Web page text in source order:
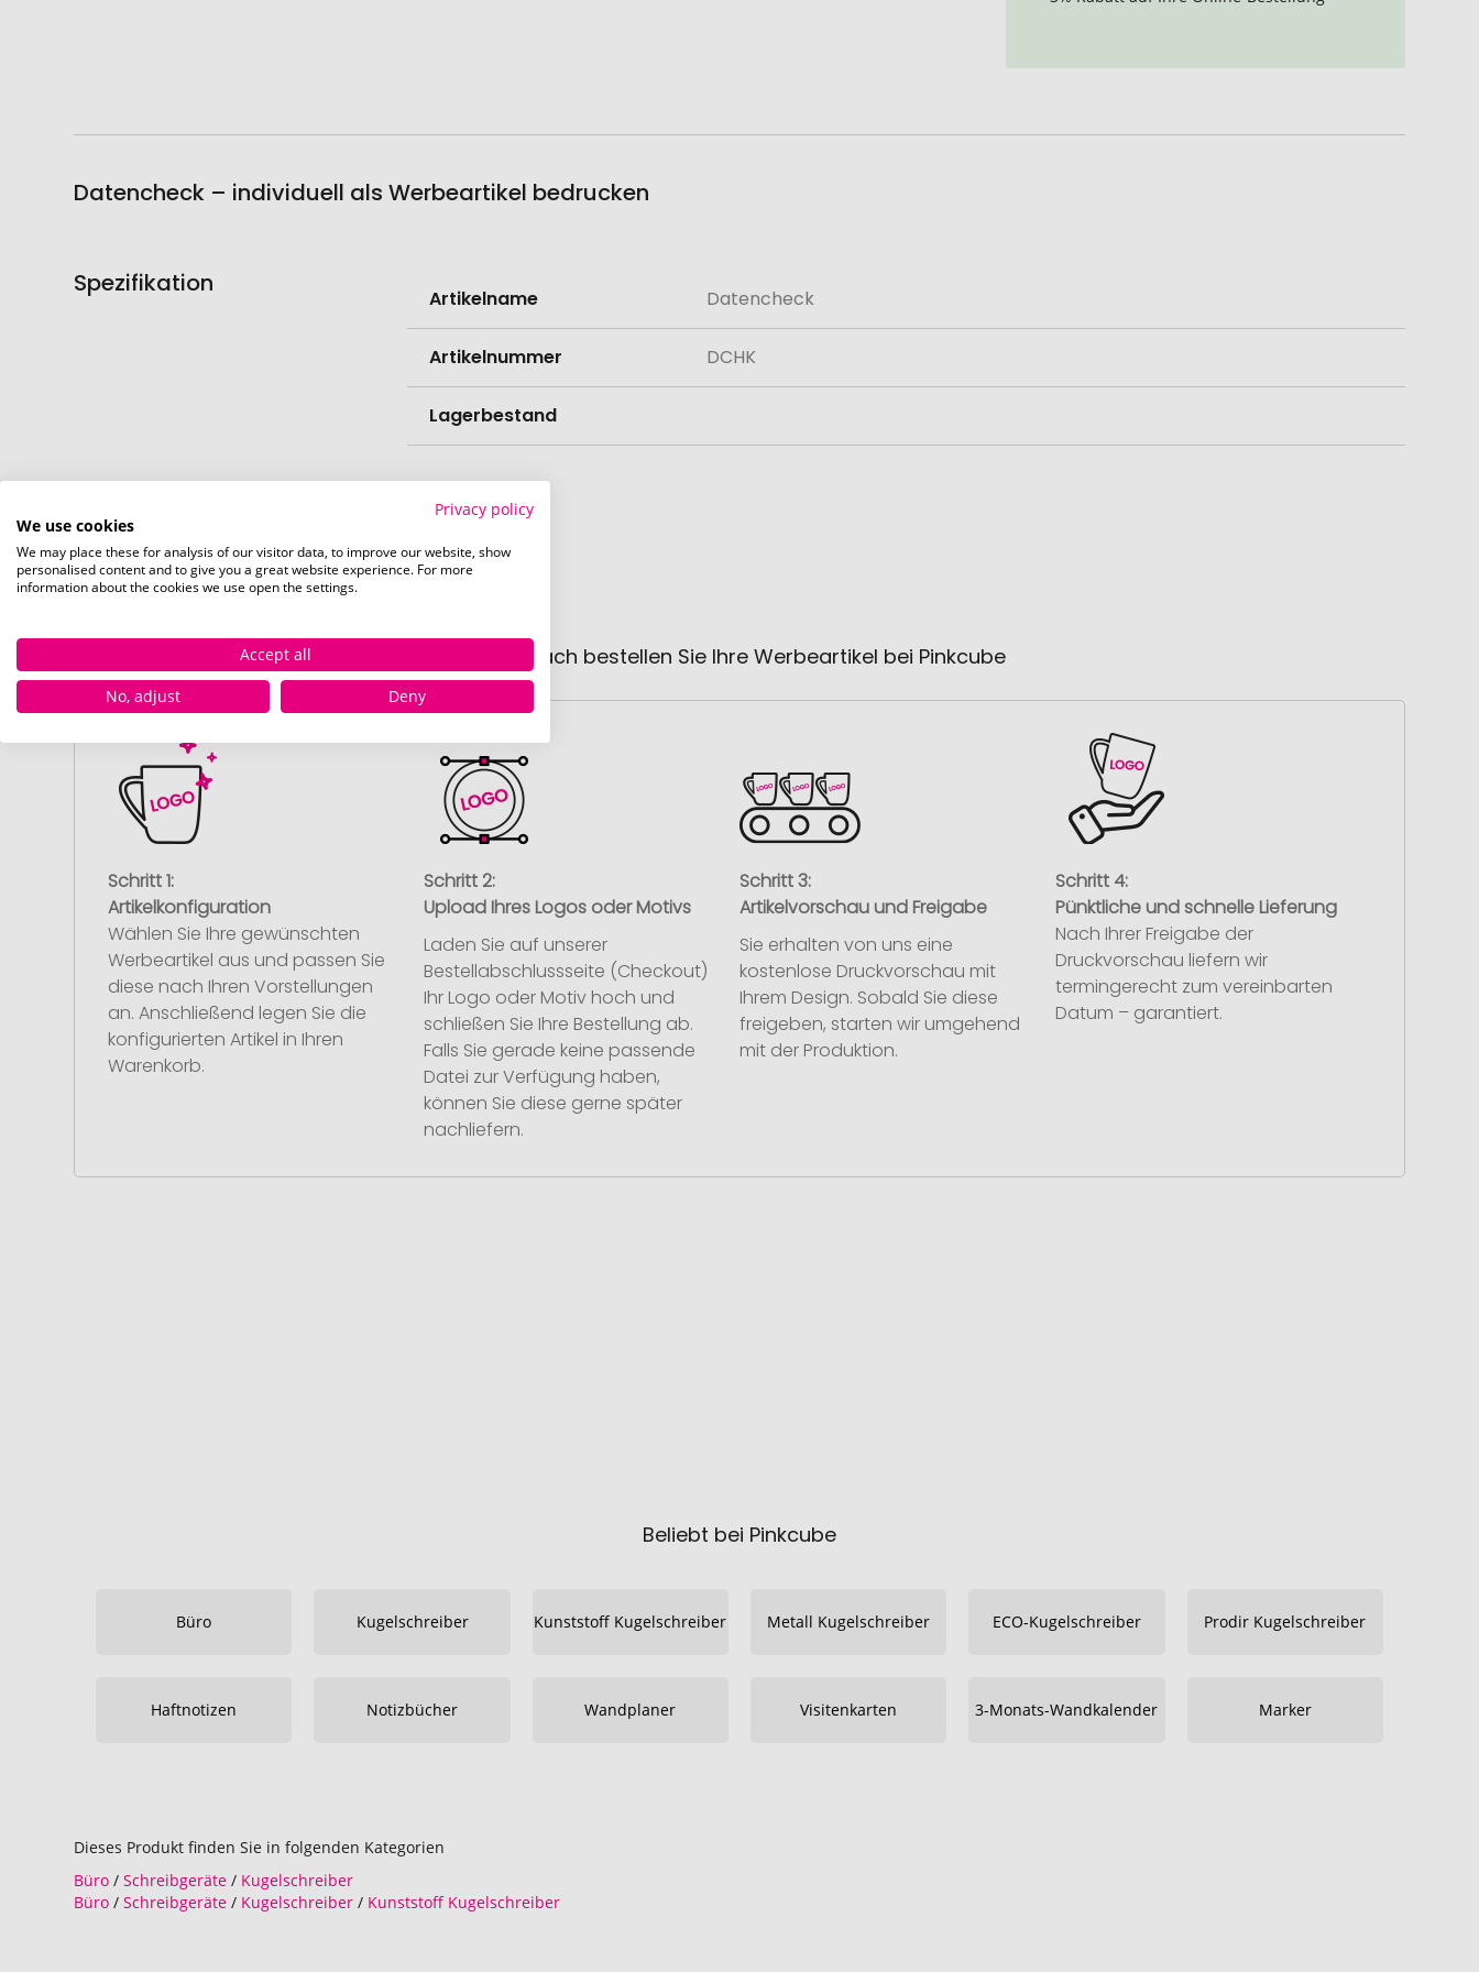
Datencheck – individuell als Werbeartikel bedrucken
Spezifikation
Informationen
Artikelname Datencheck
Artikelnummer DCHK
Lagerbestand
So einfach bestellen Sie Ihre Werbeartikel bei Pinkcube
Schritt 1:
Artikelkonfiguration
Wählen Sie Ihre gewünschten
Werbeartikel aus und passen Sie
diese nach Ihren Vorstellungen
an. Anschließend legen Sie die
konfigurierten Artikel in Ihren
Warenkorb.
Schritt 2:
Upload Ihres Logos oder Motivs
Laden Sie auf unserer
Bestellabschlussseite (Checkout)
Ihr Logo oder Motiv hoch und
schließen Sie Ihre Bestellung ab.
Falls Sie gerade keine passende
Datei zur Verfügung haben,
können Sie diese gerne später
nachliefern.
Schritt 3:
Artikelvorschau und Freigabe
Sie erhalten von uns eine
kostenlose Druckvorschau mit
Ihrem Design. Sobald Sie diese
freigeben, starten wir umgehend
mit der Produktion.
Schritt 4:
Pünktliche und schnelle Lieferung
Nach Ihrer Freigabe der
Druckvorschau liefern wir
termingerecht zum vereinbarten
Datum – garantiert.
Beliebt bei Pinkcube
Büro Kugelschreiber Kunststoff Kugelschreiber Metall Kugelschreiber ECO-Kugelschreiber Prodir Kugelschreiber
Haftnotizen Notizbücher Wandplaner Visitenkarten 3-Monats-Wandkalender Marker
Dieses Produkt finden Sie in folgenden Kategorien
Büro /Schreibgeräte / Kugelschreiber
Büro /Schreibgeräte / Kugelschreiber / Kunststoff Kugelschreiber
Privacy policy
We use cookies
We may place these for analysis of our visitor data, to improve our website, show
personalised content and to give you a great website experience. For more
information about the cookies we use open the settings.
Accept all
No, adjust
Deny